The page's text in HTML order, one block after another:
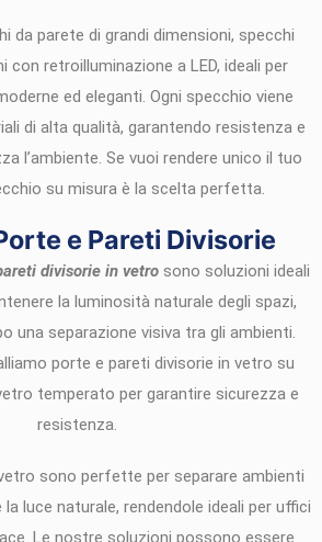
da parete di grandi dimensioni, specchi
con retroilluminazione a LED, ideali per
ed eleganti. Ogni specchio viene
di alta qualità, garantendo resistenza e
l’ambiente. Se vuoi rendere unico il tuo
su misura è la scelta perfetta.
e Pareti Divisorie
divisorie in vetro sono soluzioni ideali
la luminosità naturale degli spazi,
una separazione visiva tra gli ambienti.
porte e pareti divisorie in vetro su
temperato per garantire sicurezza e
resistenza.
sono perfette per separare ambienti
luce naturale, rendendole ideali per uffici
Le nostre soluzioni possono essere